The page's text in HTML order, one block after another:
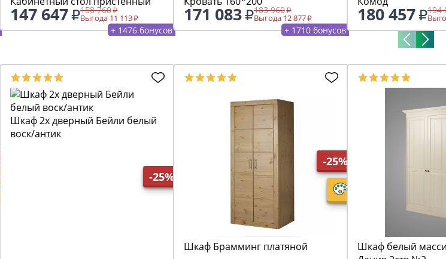
147 647 158 760
Выгода 11 113
+ 1476 бонусов
171 083 183 960
Выгода 12 877
+ 1710 бонусов
180 457 194
-25%
Шкаф 2х дверный Бейли белый
воск/антик
-25%
Шкаф Брамминг платяной
Шкаф белый